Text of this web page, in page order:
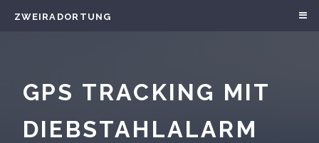
ZWEIRADORTUNG
GPS TRACKING MIT
DIEBSTAHLALARM